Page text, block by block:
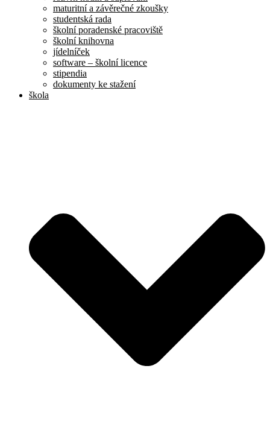
maturitní a závěrečné zkoušky
studentská rada
školní poradenské pracoviště
školní knihovna
jídelníček
software – školní licence
stipendia
dokumenty ke stažení
škola